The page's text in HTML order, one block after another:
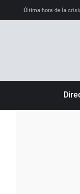
Última hora de la